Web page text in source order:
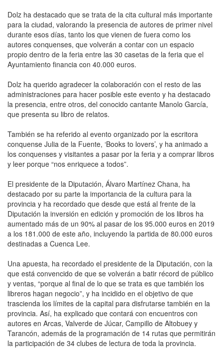
Dolz ha destacado que se trata de la cita cultural más importante
para la ciudad, valorando la presencia de autores de primer nivel
durante esos días, tanto los que vienen de fuera como los
autores conquenses, que volverán a contar con un espacio
propio dentro de la feria entre las 30 casetas de la feria que el
Ayuntamiento financia con 40.000 euros.
Dolz ha querido agradecer la colaboración con el resto de las
administraciones para hacer posible este evento y ha destacado
la presencia, entre otros, del conocido cantante Manolo García,
que presenta su libro de relatos.
También se ha referido al evento organizado por la escritora
conquense Julia de la Fuente, ‘Books to lovers’, y ha animado a
los conquenses y visitantes a pasar por la feria y a comprar libros
y leer porque “nos enriquece a todos”.
El presidente de la Diputación, Álvaro Martínez Chana, ha
destacado por su parte la importancia de la cultura para la
provincia y ha recordado que desde que está al frente de la
Diputación la inversión en edición y promoción de los libros ha
aumentado más de un 90% al pasar de los 95.000 euros en 2019
a los 181.000 de este año, incluyendo la partida de 80.000 euros
destinadas a Cuenca Lee.
Una apuesta, ha recordado el presidente de la Diputación, con la
que está convencido de que se volverán a batir récord de público
y ventas, “porque al final de lo que se trata es que también los
libreros hagan negocio”, y ha incidido en el objetivo de que
trascienda los límites de la capital para disfrutarse también en la
provincia. Así, ha explicado que contará con encuentros con
autores en Arcas, Valverde de Júcar, Campillo de Altobuey y
Tarancón, además de la programación de 14 rutas que permitirán
la participación de 34 clubes de lectura de toda la provincia.